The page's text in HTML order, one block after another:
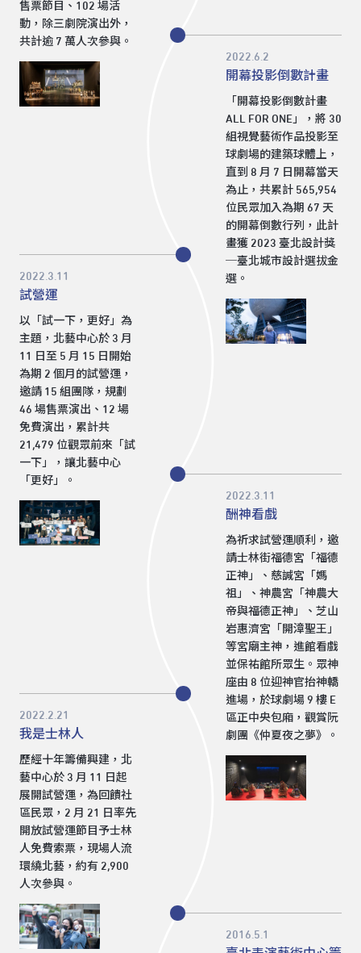
售票節目、102 場活
動，除三劇院演出外，
共計逾 7 萬人次參與。
2022.6.2
開幕投影倒數計畫
「開幕投影倒數計畫
ALL FOR ONE」，將 30
組視覺藝術作品投影至
球劇場的建築球體上，
直到 8 月 7 日開幕當天
為止，共累計 565,954
位民眾加入為期 67 天
的開幕倒數行列，此計
畫獲 2023 臺北設計獎
─臺北城市設計選拔金
選。
2022.3.11
試營運
以「試一下，更好」為
主題，北藝中心於 3 月
11 日至 5 月 15 日開始
為期 2 個月的試營運，
邀請 15 組團隊，規劃
46 場售票演出、12 場
免費演出，累計共
21,479 位觀眾前來「試
一下」，讓北藝中心
「更好」。
2022.3.11
酬神看戲
為祈求試營運順利，邀
請士林街福德宮「福德
正神」、慈諴宮「媽
祖」、神農宮「神農大
帝與福德正神」、芝山
岩惠濟宮「開漳聖王」
等宮廟主神，進館看戲
並保祐館所眾生。眾神
座由 8 位迎神官抬神轎
進場，於球劇場 9 樓 E
區正中央包廂，觀賞阮
劇團《仲夏夜之夢》。
2022.2.21
我是士林人
歷經十年籌備興建，北
藝中心於 3 月 11 日起
展開試營運，為回饋社
區民眾，2 月 21 日率先
開放試營運節目予士林
人免費索票，現場人流
環繞北藝，約有 2,900
人次參與。
2016.5.1